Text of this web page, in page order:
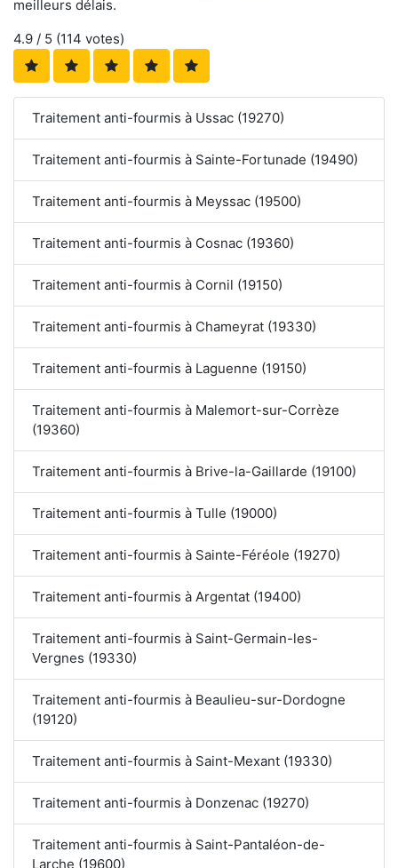
meilleurs délais.
4.9 / 5 (114 votes)
Traitement anti-fourmis à Ussac (19270)
Traitement anti-fourmis à Sainte-Fortunade (19490)
Traitement anti-fourmis à Meyssac (19500)
Traitement anti-fourmis à Cosnac (19360)
Traitement anti-fourmis à Cornil (19150)
Traitement anti-fourmis à Chameyrat (19330)
Traitement anti-fourmis à Laguenne (19150)
Traitement anti-fourmis à Malemort-sur-Corrèze
(19360)
Traitement anti-fourmis à Brive-la-Gaillarde (19100)
Traitement anti-fourmis à Tulle (19000)
Traitement anti-fourmis à Sainte-Féréole (19270)
Traitement anti-fourmis à Argentat (19400)
Traitement anti-fourmis à Saint-Germain-les-
Vergnes (19330)
Traitement anti-fourmis à Beaulieu-sur-Dordogne
(19120)
Traitement anti-fourmis à Saint-Mexant (19330)
Traitement anti-fourmis à Donzenac (19270)
Traitement anti-fourmis à Saint-Pantaléon-de-
Larche (19600)